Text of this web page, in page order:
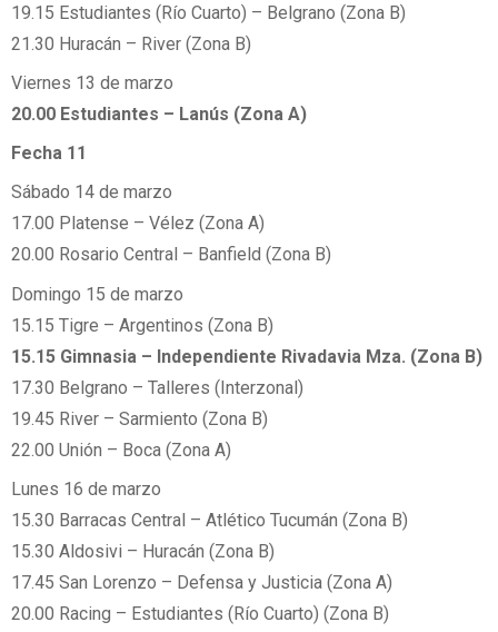
19.15 Estudiantes (Río Cuarto) – Belgrano (Zona B)
21.30 Huracán – River (Zona B)
Viernes 13 de marzo
20.00 Estudiantes – Lanús (Zona A)
Fecha 11
Sábado 14 de marzo
17.00 Platense – Vélez (Zona A)
20.00 Rosario Central – Banfield (Zona B)
Domingo 15 de marzo
15.15 Tigre – Argentinos (Zona B)
15.15 Gimnasia – Independiente Rivadavia Mza. (Zona B)
17.30 Belgrano – Talleres (Interzonal)
19.45 River – Sarmiento (Zona B)
22.00 Unión – Boca (Zona A)
Lunes 16 de marzo
15.30 Barracas Central – Atlético Tucumán (Zona B)
15.30 Aldosivi – Huracán (Zona B)
17.45 San Lorenzo – Defensa y Justicia (Zona A)
20.00 Racing – Estudiantes (Río Cuarto) (Zona B)